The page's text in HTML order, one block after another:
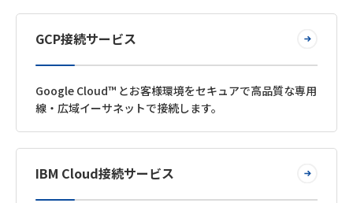
GCP接続サービス
Google Cloud™ とお客様環境をセキュアで高品質な専用
線・広域イーサネットで接続します。
IBM Cloud接続サービス